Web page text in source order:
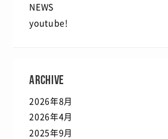
NEWS
youtube!
ARCHIVE
2026年8月
2026年4月
2025年9月